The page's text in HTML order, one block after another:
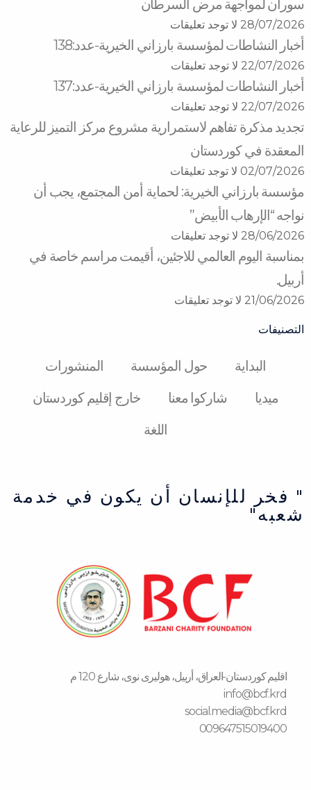
سوران لمواجهة مرض السرطان
28/07/2026 لا توجد تعليقات
أخبار النشاطات لمؤسسة بارزاني الخيرية-عدد:138
22/07/2026 لا توجد تعليقات
أخبار النشاطات لمؤسسة بارزاني الخيرية-عدد:137
22/07/2026 لا توجد تعليقات
تجديد مذكرة تفاهم لاستمرارية مشروع مركز التميز للرعاية
المعقدة في كوردستان
02/07/2026 لا توجد تعليقات
مؤسسة بارزاني الخيرية: لحماية أمن المجتمع، يجب أن
نواجه “الإرهاب الأبيض”
28/06/2026 لا توجد تعليقات
بمناسبة اليوم العالمي للاجئين، أقيمت مراسم خاصة في
أربيل.
21/06/2026 لا توجد تعليقات
التصنيفات
البدایة حول المؤسسة
المنشورات
میدیا
شارکوا معنا
خارج إقليم كوردستان
اللغة
" فخر للإنسان أن يكون في خدمة
شعبه"
اقلیم كوردستان-العراق، أربیل، هولیری نوی، شارع 120 م
info@bcf.krd
social.media@bcf.krd
009647515019400